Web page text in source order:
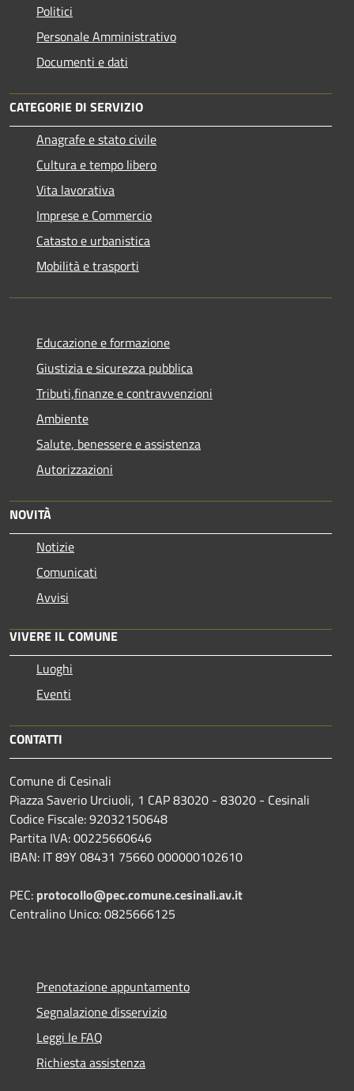
Politici
Personale Amministrativo
Documenti e dati
CATEGORIE DI SERVIZIO
Anagrafe e stato civile
Cultura e tempo libero
Vita lavorativa
Imprese e Commercio
Catasto e urbanistica
Mobilità e trasporti
Educazione e formazione
Giustizia e sicurezza pubblica
Tributi,finanze e contravvenzioni
Ambiente
Salute, benessere e assistenza
Autorizzazioni
NOVITÀ
Notizie
Comunicati
Avvisi
VIVERE IL COMUNE
Luoghi
Eventi
CONTATTI
Comune di Cesinali
Piazza Saverio Urciuoli, 1 CAP 83020 - 83020 - Cesinali
Codice Fiscale: 92032150648
Partita IVA: 00225660646
IBAN: IT 89Y 08431 75660 000000102610
PEC: protocollo@pec.comune.cesinali.av.it
Centralino Unico: 0825666125
Prenotazione appuntamento
Segnalazione disservizio
Leggi le FAQ
Richiesta assistenza